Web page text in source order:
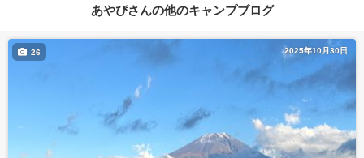
あやぴさんの他のキャンプブログ
2025年10月30日
26